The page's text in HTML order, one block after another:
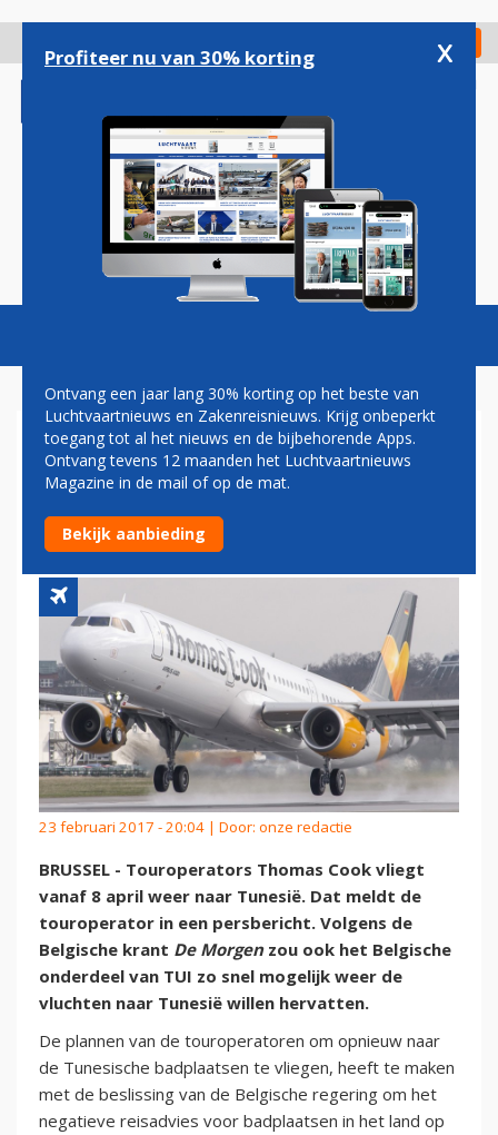
gaan
Check in
Magazine Podcasts Vacatures
BELGEN VLIEGEN
BINNENKORT OPNIEUW NAAR
TUNESIË
23 februari 2017 - 20:04 | Door: onze redactie
BRUSSEL - Touroperators Thomas Cook vliegt
vanaf 8 april weer naar Tunesië. Dat meldt de
touroperator in een persbericht. Volgens de
Belgische krant De Morgenzou ook het Belgische
onderdeel van TUI zo snel mogelijk weer de
vluchten naar Tunesië willen hervatten.
De plannen van de touroperatoren om opnieuw naar
de Tunesische badplaatsen te vliegen, heeft te maken
met de beslissing van de Belgische regering om het
negatieve reisadvies voor badplaatsen in het land op
Profiteer nu van 30% korting x
Ontvang een jaar lang 30% korting op het beste van
Luchtvaartnieuws en Zakenreisnieuws. Krijg onbeperkt
toegang tot al het nieuws en de bijbehorende Apps.
Ontvang tevens 12 maanden het Luchtvaartnieuws
Magazine in de mail of op de mat.
Bekijk aanbieding